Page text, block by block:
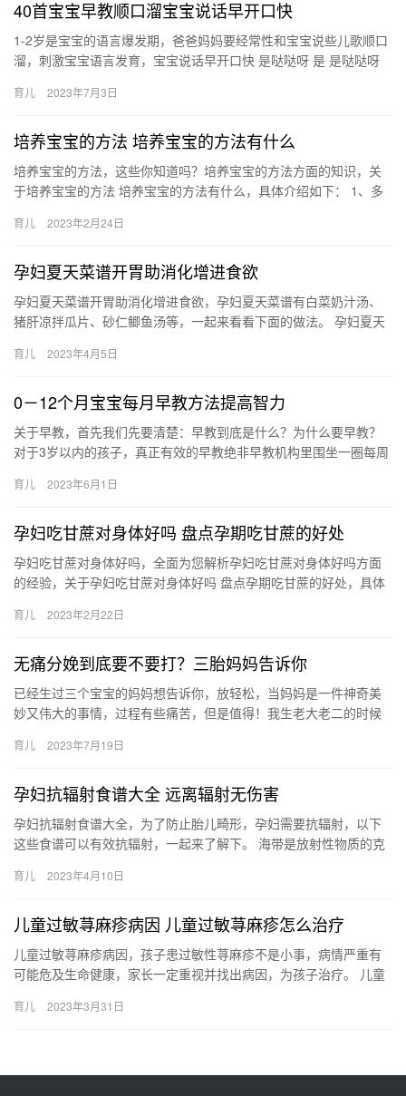
40首宝宝早教顺口溜宝宝说话早开口快
1-2岁是宝宝的语言爆发期，爸爸妈妈要经常性和宝宝说些儿歌顺口
溜，刺激宝宝语言发育，宝宝说话早开口快 是哒哒呀 是 是哒哒呀
育儿 2023年7月3日
培养宝宝的方法 培养宝宝的方法有什么
培养宝宝的方法，这些你知道吗？培养宝宝的方法方面的知识，关
于培养宝宝的方法 培养宝宝的方法有什么，具体介绍如下： 1、多
育儿 2023年2月24日
孕妇夏天菜谱开胃助消化增进食欲
孕妇夏天菜谱开胃助消化增进食欲，孕妇夏天菜谱有白菜奶汁汤、
猪肝凉拌瓜片、砂仁鲫鱼汤等，一起来看看下面的做法。 孕妇夏天
鸡…
育儿 2023年4月5日
0－12个月宝宝每月早教方法提高智力
关于早教，首先我们先要清楚：早教到底是什么？为什么要早教？
对于3岁以内的孩子，真正有效的早教绝非早教机构里围坐一圈每周
楚：…
育儿 2023年6月1日
孕妇吃甘蔗对身体好吗 盘点孕期吃甘蔗的好处
孕妇吃甘蔗对身体好吗，全面为您解析孕妇吃甘蔗对身体好吗方面
的经验，关于孕妇吃甘蔗对身体好吗 盘点孕期吃甘蔗的好处，具体
孕…
育儿 2023年2月22日
无痛分娩到底要不要打？三胎妈妈告诉你
已经生过三个宝宝的妈妈想告诉你，放轻松，当妈妈是一件神奇美
妙又伟大的事情，过程有些痛苦，但是值得！我生老大老二的时候
告诉…
育儿 2023年7月19日
孕妇抗辐射食谱大全 远离辐射无伤害
孕妇抗辐射食谱大全，为了防止胎儿畸形，孕妇需要抗辐射，以下
这些食谱可以有效抗辐射，一起来了解下。 海带是放射性物质的克
辐…
育儿 2023年4月10日
儿童过敏荨麻疹病因 儿童过敏荨麻疹怎么治疗
儿童过敏荨麻疹病因，孩子患过敏性荨麻疹不是小事，病情严重有
可能危及生命健康，家长一定重视并找出病因，为孩子治疗。 儿童
荨…
育儿 2023年3月31日